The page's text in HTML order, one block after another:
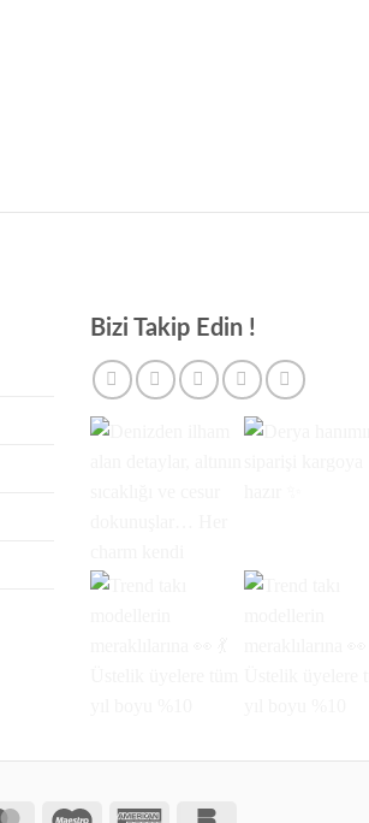
Bizi Takip Edin !
MasterCardMaestro American